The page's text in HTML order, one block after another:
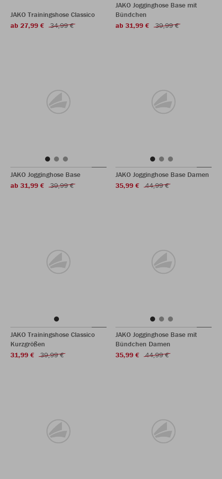
JAKO Trainingshose Classico
ab 27,99 €
34,99 €
JAKO Jogginghose Base mit
Bündchen
ab 31,99 €
39,99 €
JAKO Jogginghose Base
ab 31,99 €
39,99 €
JAKO Jogginghose Base Damen
35,99 €
44,99 €
JAKO Trainingshose Classico
Kurzgrößen
31,99 €
39,99 €
JAKO Jogginghose Base mit
Bündchen Damen
35,99 €
44,99 €